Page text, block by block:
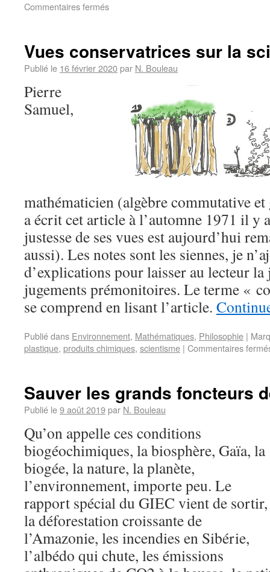
Commentaires fermés
Vues conservatrices sur la
Publié le 16 février 2020par N. Bouleau
Pierre
Samuel,
mathématicien (algèbre commutative
a écrit cet article à l’automne 1971 il y
justesse de ses vues est aujourd’hui
aussi). Les notes sont les siennes, je
d’explications pour laisser au lecteur la
jugements prémonitoires. Le terme «
se comprend en lisant l’article.
Publié dans Environnement, Mathématiques, Philosophie |
plastique, produits chimiques, scientisme | Commentaires
Sauver les grands foncteurs
Publié le9 août 2019par N. Bouleau
Qu’on appelle ces conditions
biogéochimiques, la biosphère, Gaïa, la
biogée, la nature, la planète,
l’environnement, importe peu. Le
rapport spécial du GIEC vient de sortir,
la déforestation croissante de
l’Amazonie, les incendies en Sibérie,
l’albédo qui chute, les émissions